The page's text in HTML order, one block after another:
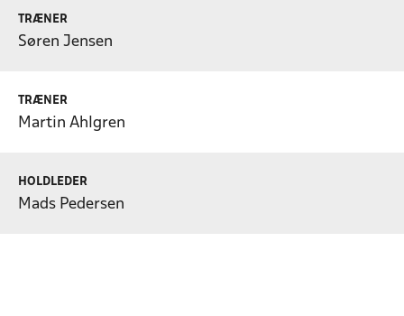
TRÆNER
Søren Jensen
TRÆNER
Martin Ahlgren
HOLDLEDER
Mads Pedersen